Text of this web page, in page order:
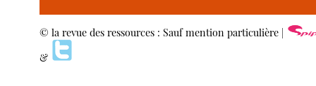
© la revue des ressources : Sauf mention particulière |
&